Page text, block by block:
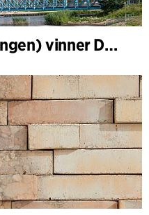
Storkeengen (Storkängen) vinner DANVAs Klimatpris 2025 och bygger vidare på ett tidigare arkitektoniskt erkännande